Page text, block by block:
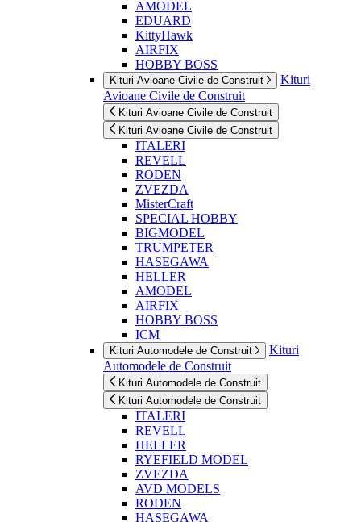
AMODEL
EDUARD
KittyHawk
AIRFIX
HOBBY BOSS
Kituri Avioane Civile de Construit
Kituri
Avioane Civile de Construit
Kituri Avioane Civile de Construit
Kituri Avioane Civile de Construit
ITALERI
REVELL
RODEN
ZVEZDA
MisterCraft
SPECIAL HOBBY
BIGMODEL
TRUMPETER
HASEGAWA
HELLER
AMODEL
AIRFIX
HOBBY BOSS
ICM
Kituri Automodele de Construit
Kituri
Automodele de Construit
Kituri Automodele de Construit
Kituri Automodele de Construit
ITALERI
REVELL
HELLER
RYEFIELD MODEL
ZVEZDA
AVD MODELS
RODEN
HASEGAWA